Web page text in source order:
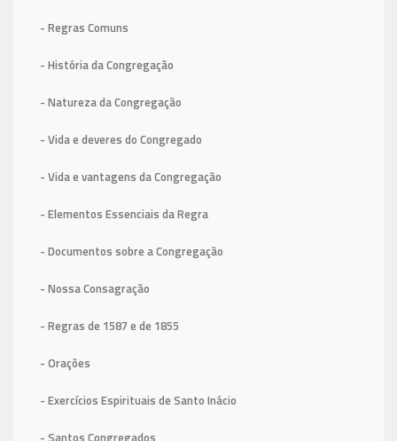
- Regras Comuns
- História da Congregação
- Natureza da Congregação
- Vida e deveres do Congregado
- Vida e vantagens da Congregação
- Elementos Essenciais da Regra
- Documentos sobre a Congregação
- Nossa Consagração
- Regras de 1587 e de 1855
- Orações
- Exercícios Espirituais de Santo Inácio
- Santos Congregados